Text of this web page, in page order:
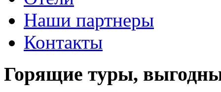
Наши партнеры
Контакты
Горящие туры,